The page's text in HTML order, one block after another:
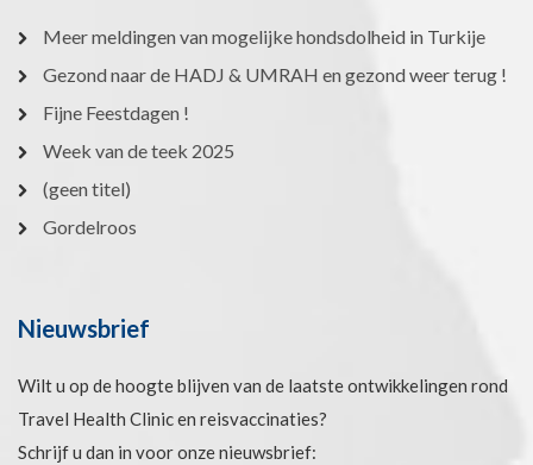
Meer meldingen van mogelijke hondsdolheid in Turkije
Gezond naar de HADJ & UMRAH en gezond weer terug !
Fijne Feestdagen !
Week van de teek 2025
(geen titel)
Gordelroos
Nieuwsbrief
Wilt u op de hoogte blijven van de laatste ontwikkelingen rond
Travel Health Clinic en reisvaccinaties?
Schrijf u dan in voor onze nieuwsbrief: